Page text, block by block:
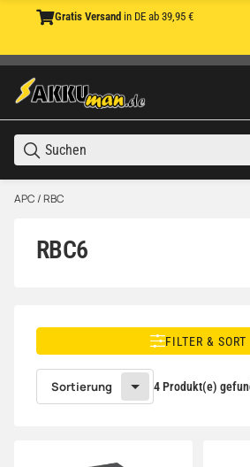
Gratis Versand in DE ab 39,95 €
APC / RBC
RBC6
FILTER & SORT
Sortierung 4 Produkt(e)